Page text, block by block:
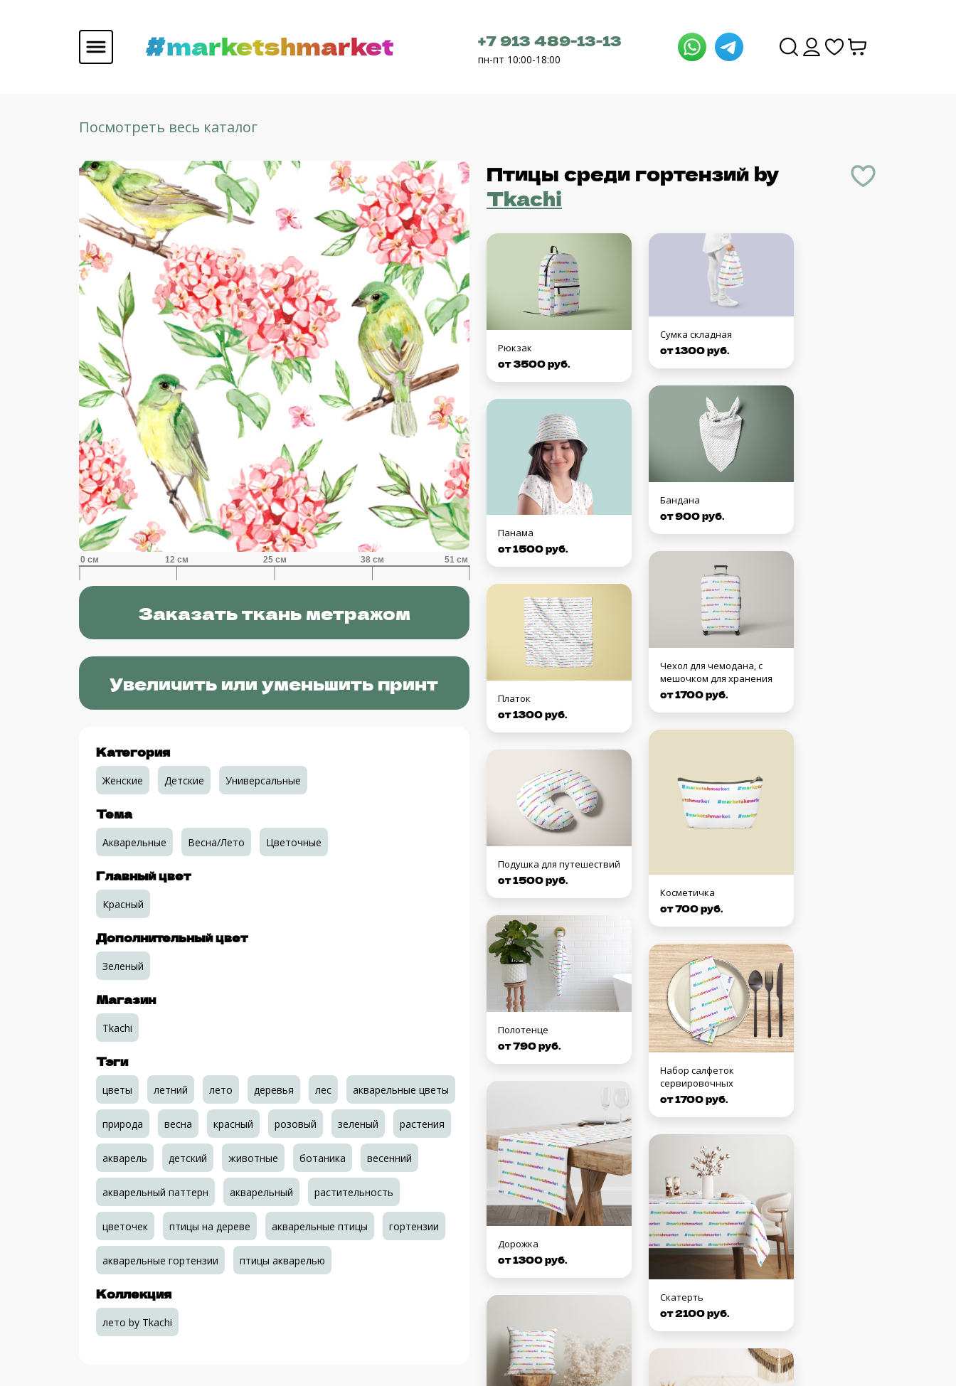
#marketshmarket +7 913 489-13-13
пн-пт 10:00-18:00
Посмотреть весь каталог
Птицы среди гортензий by
Tkachi
Рюкзак
от 3500 руб.
Панама
от 1500 руб.
Платок
от 1300 руб.
Подушка для путешествий
от 1500 руб.
Полотенце
от 790 руб.
Дорожка
от 1300 руб.
Сумка складная
от 1300 руб.
Бандана
от 900 руб.
Чехол для чемодана, с
мешочком для хранения
от 1700 руб.
Косметичка
от 700 руб.
Набор салфеток
сервировочных
от 1700 руб.
Скатерть
от 2100 руб.
Заказать ткань метражом
Увеличить или уменьшить принт
Категория
Женские Детские Универсальные
Тема
Акварельные Весна/Лето Цветочные
Главный цвет
Красный
Дополнительный цвет
Зеленый
Магазин
Tkachi
Тэги
цветы летний лето деревья лес акварельные цветы
природа весна красный розовый зеленый растения
акварель детский животные ботаника весенний
акварельный паттерн акварельный растительность
цветочек птицы на дереве акварельные птицы гортензии
акварельные гортензии птицы акварелью
Коллекция
лето by Tkachi